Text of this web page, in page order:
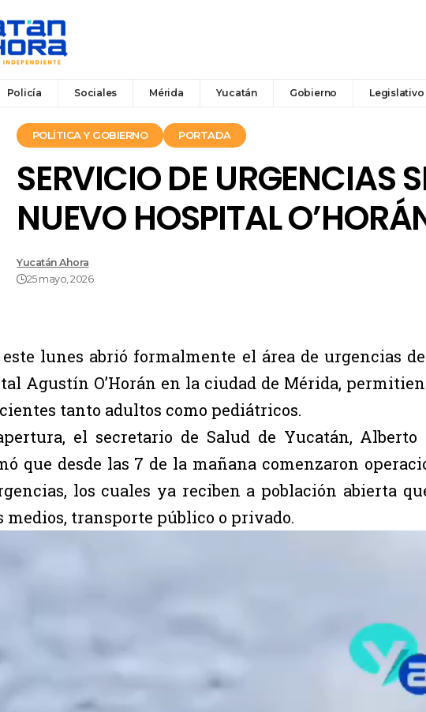
Policía Sociales Mérida Yucatán Gobierno Legislativo
POLÍTICA Y GOBIERNO PORTADA
SERVICIO DE URGENCIAS
NUEVO HOSPITAL
Yucatán Ahora
25 mayo, 2026
lunes abrió formalmente el área de urgencias
Agustín O’Horán en la ciudad de Mérida,
tanto adultos como pediátricos.
el secretario de Salud de Yucatán, Alberto
que desde las 7 de la mañana comenzaron
los cuales ya reciben a población abierta
medios, transporte público o privado.